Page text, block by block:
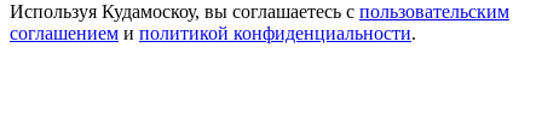
Используя Кудамоскоу, вы соглашаетесь с пользовательским
соглашением и политикой конфиденциальности.